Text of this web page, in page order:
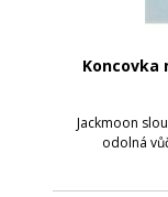
Koncovka
Jackmoon
odolná